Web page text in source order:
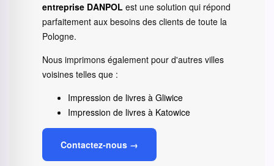
entreprise DANPOL est une solution qui répond
parfaitement aux besoins des clients de toute la
Pologne.
Nous imprimons également pour d'autres villes
voisines telles que :
Impression de livres à Gliwice
Impression de livres à Katowice
Contactez-nous →